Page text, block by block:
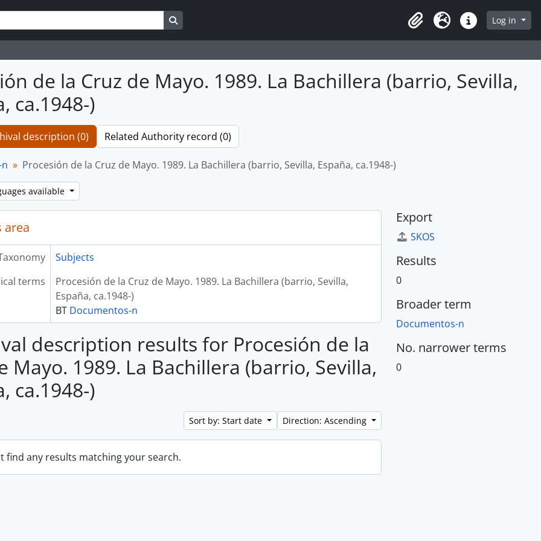
ClipboardLanguageQuick linksLog in
de la Cruz de Mayo. 1989. La Bachillera (barrio, Sevilla,
ca.1948-)
description (0) Related Authority record (0)
Procesión de la Cruz de Mayo. 1989. La Bachillera (barrio, Sevilla, España, ca.1948-)
available
area
Subjects
terms
Procesión de la Cruz de Mayo. 1989. La Bachillera (barrio, Sevilla,
España, ca.1948-)
BT Documentos-n
description results for Procesión de la
Mayo. 1989. La Bachillera (barrio, Sevilla,
ca.1948-)
Sort by: Start date Direction: Ascending
find any results matching your search.
Export
SKOS
Results
0
Broader term
Documentos-n
No. narrower terms
0